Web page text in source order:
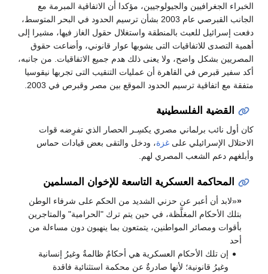
الخبراء الجغرافيين والجيولوجيين، مؤكدا أن الاتفاقية المبرمة مع
الجانب القبرصي عام 2003 بشأن ترسيم الحدود في البحر المتوسط،
دفعت إسرائيل للعبث بالمنطقة واستغلال حقول الغاز فيها، مشيرا إلى
أهمية التصدى للاتفاقيات التى يشوبها عوار قانوني، وأضاعت حقوق
المصريين بشكل واضح، ولا يعنى ذلك هدم جميع الاتفاقيات. من جانبه،
أكد سفير قبرص في القاهرة أن عمليات التنقيب التى تجربها نيقوسيا
متفقة مع اتفاقية ترسيم الحدود الموقع بين مصر وقبرص في 2003.
القضية الفلسطينية
كان أول نائب برلماني مصري يكسِـر الحصار الذي تفرِضه قوات
الاحتلال الإسرائيلي على غزة، ودخل والتقى بعض قيادات حماس
وأبلغهم دعم الشعب المصري لهم.
المحاكمة العسكرية التاسعة للإخوان المسلمين
««لابد أن أعبر عن حزني الشديد من الحكم على شرفاء الوطن
بتلك الأحكام المغلَّظة، في حين يتم ترك "الحرامية" والمتاجرين
بأقوات ومصائر المواطنين، يتمتعون بما ينهبون دون مساءلة من
أحد
إن تلك الأحكام العسكرية هي أحكامٌ ظالمةٌ وغيرُ إنسانية
وغيرُ قانونية؛ لأنها صادرةٌ عن محكمة استثنائية فاقدة